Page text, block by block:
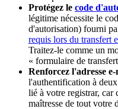
Protégez le code
légitime nécessite le
d'autorisation) fourni
requis lors du transfert
Traitez-le comme un
« formulaire de
Renforcez l'adresse
l'authentification à
lié à votre registrar, car
maîtresse de tout votre